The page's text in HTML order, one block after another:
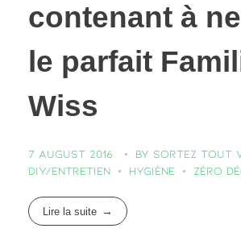
contenant à
le parfait
Wiss
7 August 2016 by Sortez Tout
DIY/entretien
Hygiène Zéro
Lire la suite